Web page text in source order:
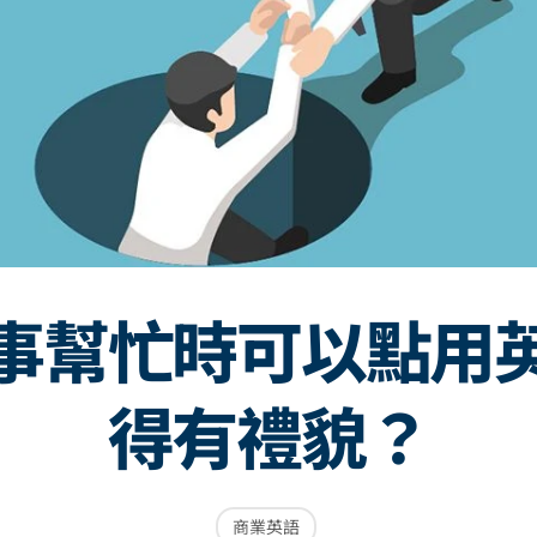
幫忙時可以點用
得有禮貌？
商業英語